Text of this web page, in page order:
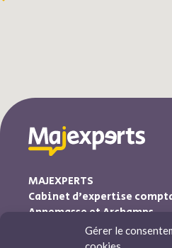
Gérer le
MAJEXPERTS
Cabinet d’expertise
Annemasse et Archamps
Majexperts est inscrite au tableau de